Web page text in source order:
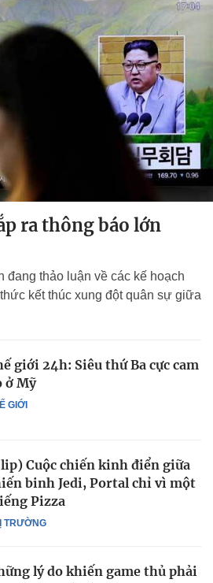
ra thông báo lớn
đang thảo luận về các kế hoạch
kết thúc xung đột quân sự giữa
GIỚI
giới 24h: Siêu thứ Ba cực cam
ở Mỹ
TRƯỜNG
Cuộc chiến kinh điển giữa
binh Jedi, Portal chỉ vì một
Pizza
lý do khiến game thủ phải